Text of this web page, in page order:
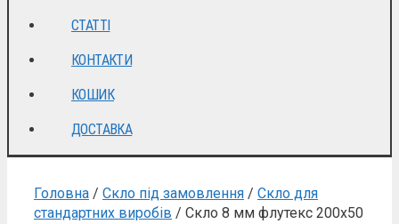
СТАТТІ
КОНТАКТИ
КОШИК
ДОСТАВКА
Головна / Скло під замовлення / Скло для
стандартних виробів / Скло 8 мм флутекс 200х50